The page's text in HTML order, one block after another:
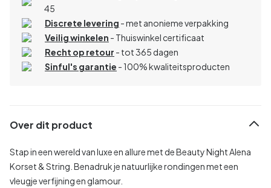
45
Discrete levering - met anonieme verpakking
Veilig winkelen - Thuiswinkel certificaat
Recht op retour - tot 365 dagen
Sinful's garantie - 100% kwaliteitsproducten
Over dit product
Stap in een wereld van luxe en allure met de Beauty Night Alena
Korset & String. Benadruk je natuurlijke rondingen met een
vleugje verfijning en glamour.